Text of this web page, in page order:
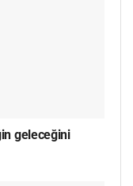
geleceğini